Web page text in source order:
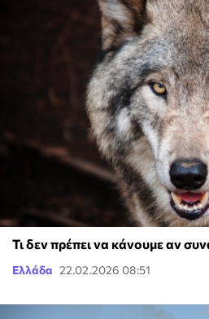
Τι δεν πρέπει να κάνουμε αν
Ελλάδα 22.02.2026 08:51